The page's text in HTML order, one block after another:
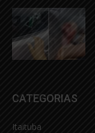
CATEGORIAS
Itaituba